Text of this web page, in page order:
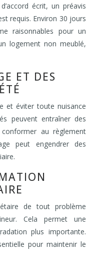
écrit, un préavis
requis. Environ 30 jours
raisonnables pour un
logement non meublé,
ET DES
et éviter toute nuisance
peuvent entraîner des
au règlement
peut engendrer des
de tout problème
Cela permet une
plus importante.
pour maintenir le